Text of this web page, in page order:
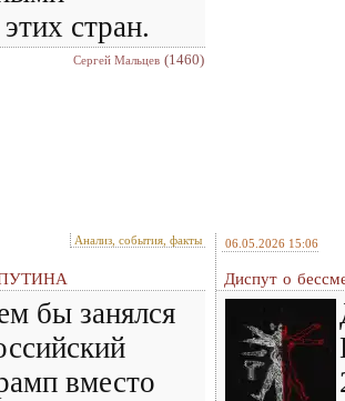
стран.
Сергей Мальцев (1460)
Анализ, события, факты
бы занялся
вместо
06.05.2026 15:06
Диспут о